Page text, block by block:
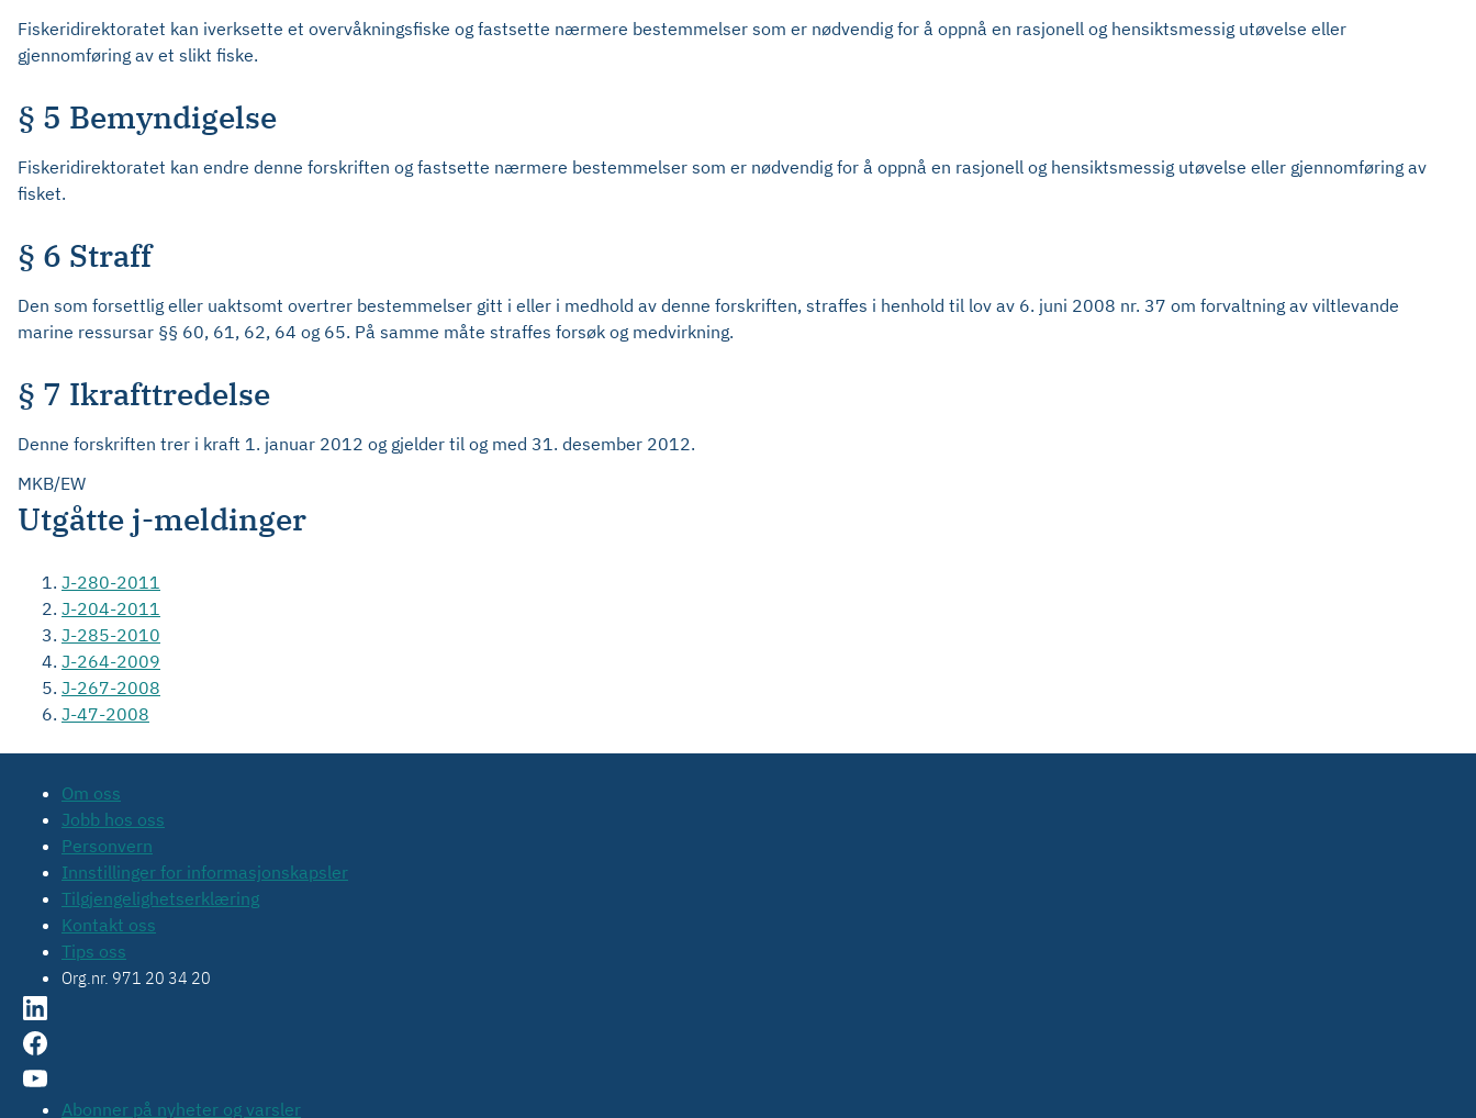
Fiskeridirektoratet kan iverksette et overvåkningsfiske og fastsette nærmere bestemmelser som er nødvendig for å oppnå en rasjonell og hensiktsmessig utøvelse eller
gjennomføring av et slikt fiske.
§ 5 Bemyndigelse
Fiskeridirektoratet kan endre denne forskriften og fastsette nærmere bestemmelser som er nødvendig for å oppnå en rasjonell og hensiktsmessig utøvelse eller gjennomføring av
fisket.
§ 6 Straff
Den som forsettlig eller uaktsomt overtrer bestemmelser gitt i eller i medhold av denne forskriften, straffes i henhold til lov av 6. juni 2008 nr. 37 om forvaltning av viltlevande
marine ressursar §§ 60, 61, 62, 64 og 65. På samme måte straffes forsøk og medvirkning.
§ 7 Ikrafttredelse
Denne forskriften trer i kraft 1. januar 2012 og gjelder til og med 31. desember 2012.
MKB/EW
Utgåtte j-meldinger
J-280-2011
J-204-2011
J-285-2010
J-264-2009
J-267-2008
J-47-2008
Om oss
Jobb hos oss
Personvern
Innstillinger for informasjonskapsler
Tilgjengelighetserklæring
Kontakt oss
Tips oss
Org.nr. 971 20 34 20
Abonner på nyheter og varsler